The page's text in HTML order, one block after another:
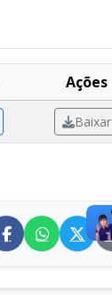
Ações
Baixar